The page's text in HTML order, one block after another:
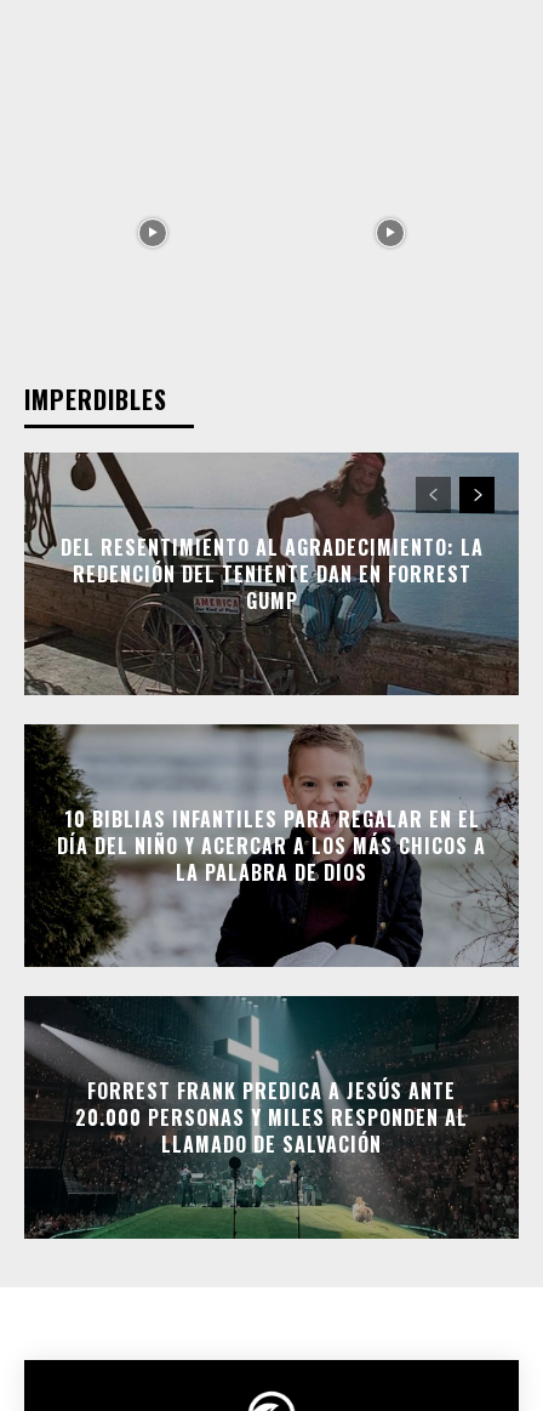
IMPERDIBLES
DEL RESENTIMIENTO AL AGRADECIMIENTO: LA
REDENCIÓN DEL TENIENTE DAN EN FORREST
GUMP
10 BIBLIAS INFANTILES PARA REGALAR EN EL
DÍA DEL NIÑO Y ACERCAR A LOS MÁS CHICOS A
LA PALABRA DE DIOS
FORREST FRANK PREDICA A JESÚS ANTE
20.000 PERSONAS Y MILES RESPONDEN AL
LLAMADO DE SALVACIÓN